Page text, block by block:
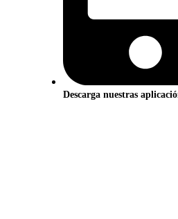
Descarga nuestras